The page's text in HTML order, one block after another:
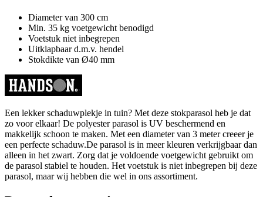
Diameter van 300 cm
Min. 35 kg voetgewicht benodigd
Voetstuk niet inbegrepen
Uitklapbaar d.m.v. hendel
Stokdikte van Ø40 mm
Een lekker schaduwplekje in tuin? Met deze stokparasol heb je dat
zo voor elkaar! De polyester parasol is UV beschermend en
makkelijk schoon te maken. Met een diameter van 3 meter creeer je
een perfecte schaduw.De parasol is in meer kleuren verkrijgbaar dan
alleen in het zwart. Zorg dat je voldoende voetgewicht gebruikt om
de parasol stabiel te houden. Het voetstuk is niet inbegrepen bij deze
parasol, maar wij hebben die wel in ons assortiment.